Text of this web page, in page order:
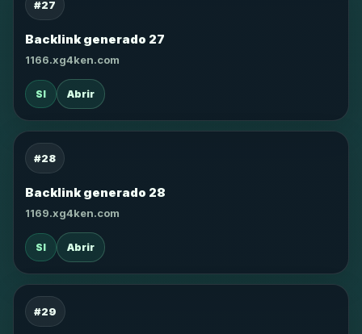
#27
Backlink generado 27
1166.xg4ken.com
SI Abrir
#28
Backlink generado 28
1169.xg4ken.com
SI Abrir
#29